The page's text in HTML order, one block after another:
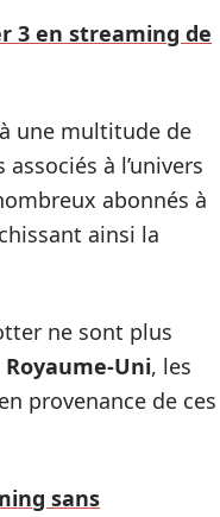
3 en streaming de
une multitude de
à l’univers
abonnés à
ainsi la
ne sont plus
Royaume-Uni, les
provenance de ces
sans